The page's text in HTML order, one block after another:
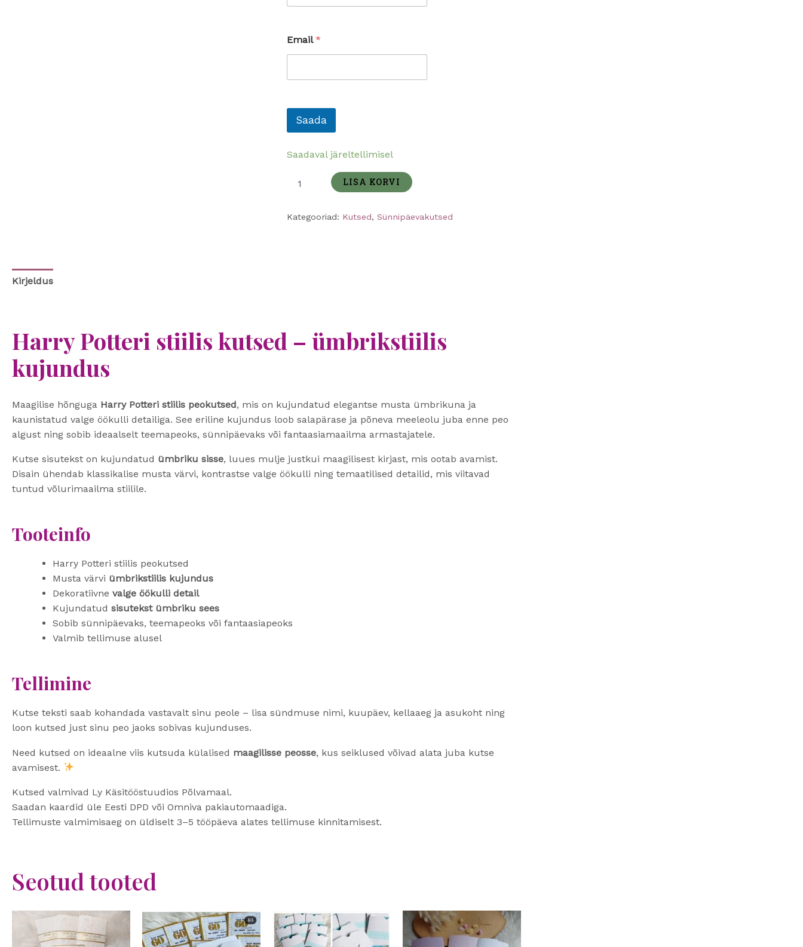
a
o
t
Email*
Saada
Saadaval järeltellimisel
LISA KORVI
Kategooriad: Kutsed, Sünnipäevakutsed
Kirjeldus
Harry Potteri stiilis kutsed – ümbrikstiilis
kujundus
Maagilise hõnguga Harry Potteri stiilis peokutsed, mis on kujundatud elegantse musta ümbrikuna ja
kaunistatud valge öökulli detailiga. See eriline kujundus loob salapärase ja põneva meeleolu juba enne peo
algust ning sobib ideaalselt teemapeoks, sünnipäevaks või fantaasiamaailma armastajatele.
Kutse sisutekst on kujundatud ümbriku sisse, luues mulje justkui maagilisest kirjast, mis ootab avamist.
Disain ühendab klassikalise musta värvi, kontrastse valge öökulli ning temaatilised detailid, mis viitavad
tuntud võlurimaailma stiilile.
Tooteinfo
Harry Potteri stiilis peokutsed
Musta värvi ümbrikstiilis kujundus
Dekoratiivne valge öökulli detail
Kujundatud sisutekst ümbriku sees
Sobib sünnipäevaks, teemapeoks või fantaasiapeoks
Valmib tellimuse alusel
Tellimine
Kutse teksti saab kohandada vastavalt sinu peole – lisa sündmuse nimi, kuupäev, kellaaeg ja asukoht ning
loon kutsed just sinu peo jaoks sobivas kujunduses.
Need kutsed on ideaalne viis kutsuda külalised maagilisse peosse, kus seiklused võivad alata juba kutse
avamisest.
Kutsed valmivad Ly Käsitööstuudios Põlvamaal.
Saadan kaardid üle Eesti DPD või Omniva pakiautomaadiga.
Tellimuste valmimisaeg on üldiselt 3–5 tööpäeva alates tellimuse kinnitamisest.
Seotud tooted